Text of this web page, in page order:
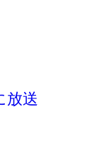
放送